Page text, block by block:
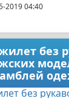
2019 04:40
без